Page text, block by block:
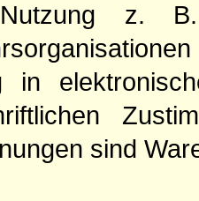
Nutzung z.
in
sind